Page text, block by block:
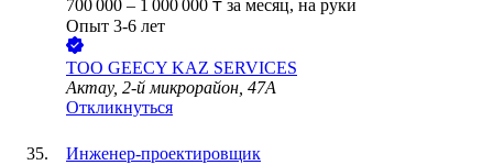
700 000 – 1 000 000 ₸ за месяц, на руки
Опыт 3-6 лет
ТОО GEECY KAZ SERVICES
Актау, 2-й микрорайон, 47А
Откликнуться
Инженер-проектировщик